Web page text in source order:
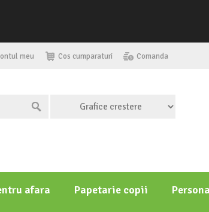
meu Cos cumparaturi Comanda
afara Papetarie copii